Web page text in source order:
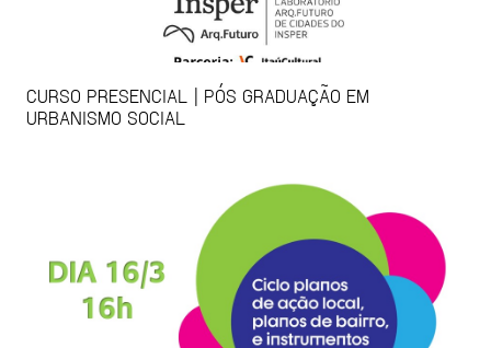
CURSO PRESENCIAL | PÓS GRADUAÇÃO EM
URBANISMO SOCIAL